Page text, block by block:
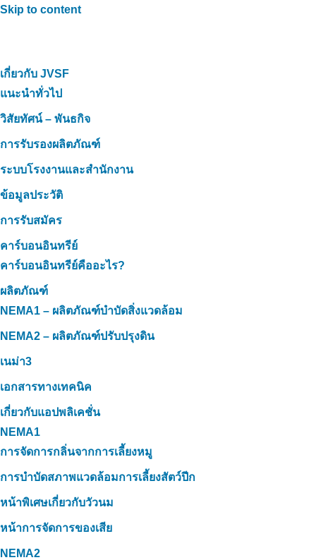
Skip to content
เกี่ยวกับ JVSF
แนะนำทั่วไป
วิสัยทัศน์ – พันธกิจ
การรับรองผลิตภัณฑ์
ระบบโรงงานและสำนักงาน
ข้อมูลประวัติ
การรับสมัคร
คาร์บอนอินทรีย์
คาร์บอนอินทรีย์คืออะไร?
ผลิตภัณฑ์
NEMA1 – ผลิตภัณฑ์บำบัดสิ่งแวดล้อม
NEMA2 – ผลิตภัณฑ์ปรับปรุงดิน
เนม่า3
เอกสารทางเทคนิค
เกี่ยวกับแอปพลิเคชั่น
NEMA1
การจัดการกลิ่นจากการเลี้ยงหมู
การบำบัดสภาพแวดล้อมการเลี้ยงสัตว์ปีก
หน้าพิเศษเกี่ยวกับวัวนม
หน้าการจัดการของเสีย
NEMA2